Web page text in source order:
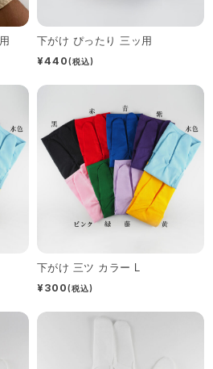
下がけ ぴったり 三ッ用
¥440(税込)
下がけ 三ツ カラー L
¥300(税込)